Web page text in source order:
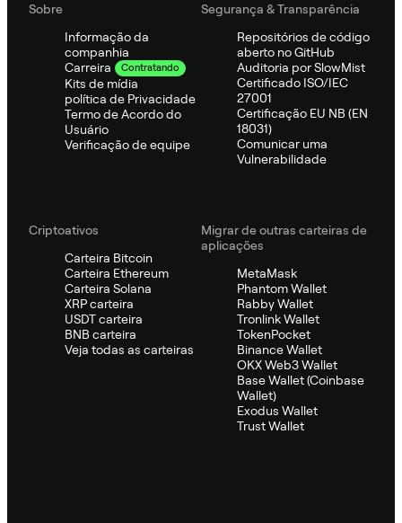
Sobre
Informação da
companhia
Carreira
Contratando
Kits de mídia
política de Privacidade
Termo de Acordo do
Usuário
Verificação de equipe
Segurança & Transparência
Repositórios de código
aberto no GitHub
Auditoria por SlowMist
Certificado ISO/IEC
27001
Certificação EU NB (EN
18031)
Comunicar uma
Vulnerabilidade
Criptoativos
Carteira Bitcoin
Carteira Ethereum
Carteira Solana
XRP carteira
USDT carteira
BNB carteira
Veja todas as carteiras
Migrar de outras carteiras de
aplicações
MetaMask
Phantom Wallet
Rabby Wallet
Tronlink Wallet
TokenPocket
Binance Wallet
OKX Web3 Wallet
Base Wallet (Coinbase
Wallet)
Exodus Wallet
Trust Wallet